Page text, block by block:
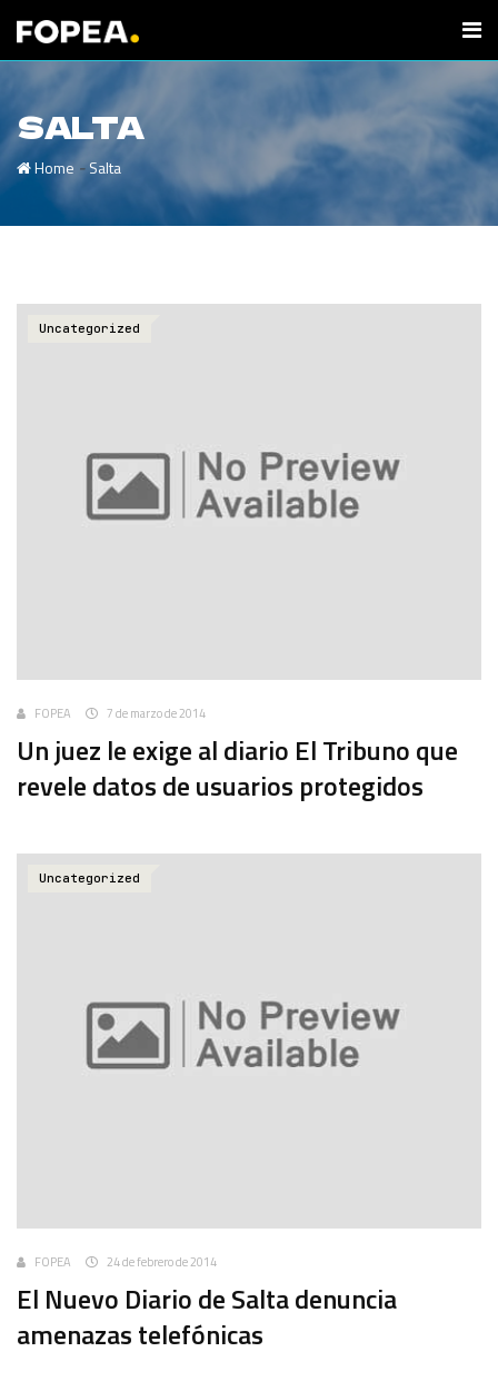
SALTA
Home -Salta
Uncategorized
FOPEA 7 de marzo de 2014
Un juez le exige al diario El Tribuno que
revele datos de usuarios protegidos
Uncategorized
FOPEA 24 de febrero de 2014
El Nuevo Diario de Salta denuncia
amenazas telefónicas